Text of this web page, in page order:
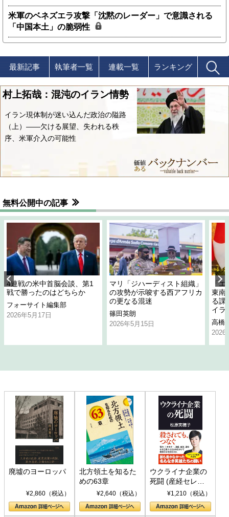
米軍のベネズエラ攻撃「沈黙のレーダー」で意識される
「中国本土」の脆弱性
最新記事 執筆者一覧 連載一覧 ランキング
村上拓哉：混沌のイラン情勢
イラン現体制が迷い込んだ政治の隘路
（上）――欠ける展望、失われる秩
序、米軍介入の可能性
無料公開中の記事
4連戦の米中首脳会談、第1
戦で勝ったのはどちらか
フォーサイト編集部
2026年5月17日
マリ「ジハーディスト組織」
の攻勢が示唆する西アフリカ
の更なる混迷
篠田英朗
2026年5月15日
「
東南
る課
イラ
高橋
2026
廃墟のヨーロッパ
¥2,860（税込）
北方領土を知るた
めの63章
¥2,640（税込）
ウクライナ企業の
死闘 (産経セレク
ト S 039)¥1,210（税込）